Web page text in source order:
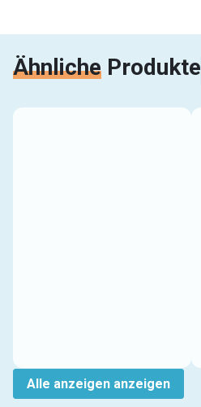
Ähnliche Produkte
Alle anzeigen anzeigen